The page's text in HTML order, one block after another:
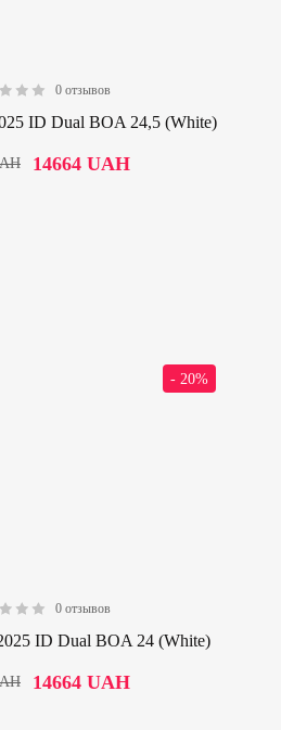
0 отзывов
ID Dual BOA 24,5 (White)
14664UAH
- 20%
0 отзывов
ID Dual BOA 24 (White)
14664UAH